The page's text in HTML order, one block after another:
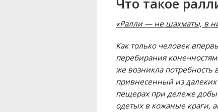
Что такое
«Ралли — не шахматы, в
Как только человек
перебирания
же возникла
привнесенный из
пещерах при дележе
одетых в кожаные краги,